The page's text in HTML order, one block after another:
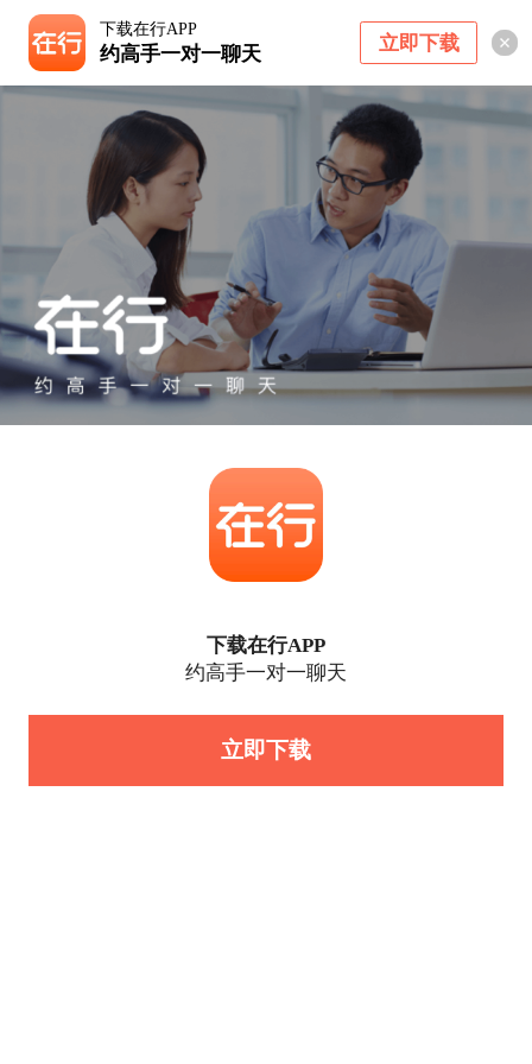
下载在行APP
约高手一对一聊天 立即下载
下载在行APP
约高手一对一聊天
立即下载